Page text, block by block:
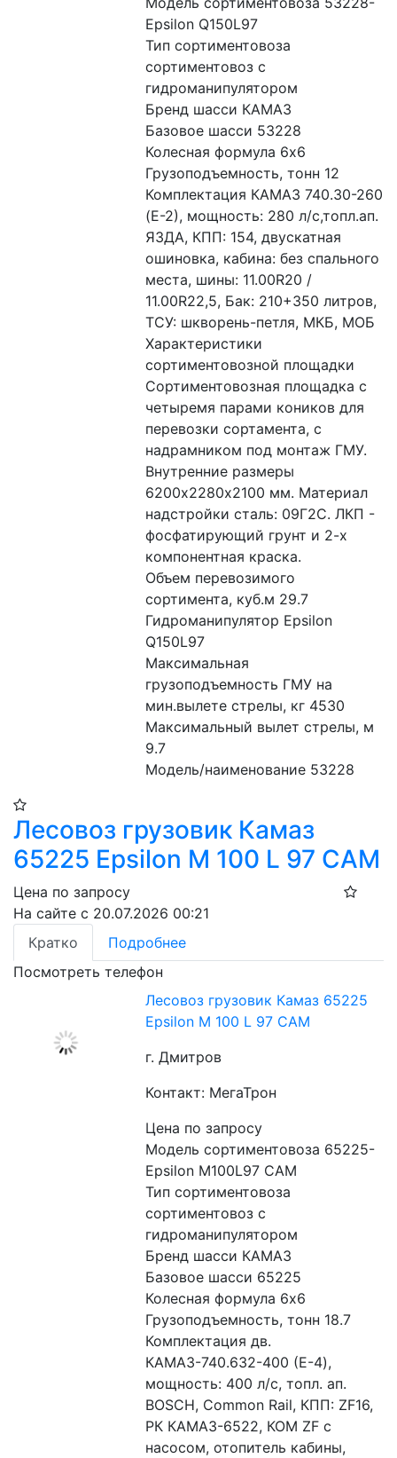
Epsilon Q150L97
Тип сортиментовоза
сортиментовоз с
гидроманипулятором
Бренд шасси КАМАЗ
Базовое шасси 53228
Колесная формула 6x6
Грузоподъемность, тонн 12
Комплектация КАМАЗ 740.30-260
(Е-2), мощность: 280 л/с,топл.ап.
ЯЗДА, КПП: 154, двускатная
ошиновка, кабина: без спального
места, шины: 11.00R20 /
11.00R22,5, Бак: 210+350 литров,
ТСУ: шкворень-петля, МКБ, МОБ
Характеристики
сортиментовозной площадки
Сортиментовозная площадка с
четыремя парами коников для
перевозки сортамента, с
надрамником под монтаж ГМУ.
Внутренние размеры
6200х2280х2100 мм. Материал
надстройки сталь: 09Г2С. ЛКП -
фосфатирующий грунт и 2-х
компонентная краска.
Объем перевозимого
сортимента, куб.м 29.7
Гидроманипулятор Epsilon
Q150L97
Максимальная
грузоподъемность ГМУ на
мин.вылете стрелы, кг 4530
Максимальный вылет стрелы, м
9.7
Модель/наименование 53228
Лесовоз грузовик Камаз
65225 Epsilon M 100 L 97 CAM
Цена по запросу
На сайте с 20.07.2026 00:21
Кратко
Подробнее
Посмотреть телефон
Лесовоз грузовик Камаз 65225
Epsilon M 100 L 97 CAM
г. Дмитров
Контакт: МегаТрон
Цена по запросу
Модель сортиментовоза 65225-
Epsilon M100L97 CAM
Тип сортиментовоза
сортиментовоз с
гидроманипулятором
Бренд шасси КАМАЗ
Базовое шасси 65225
Колесная формула 6x6
Грузоподъемность, тонн 18.7
Комплектация дв.
КАМАЗ-740.632-400 (E-4),
мощность: 400 л/с, топл. ап.
BOSCH, Common Rail, КПП: ZF16,
РК КАМАЗ-6522, КОМ ZF с
насосом, отопитель кабины,